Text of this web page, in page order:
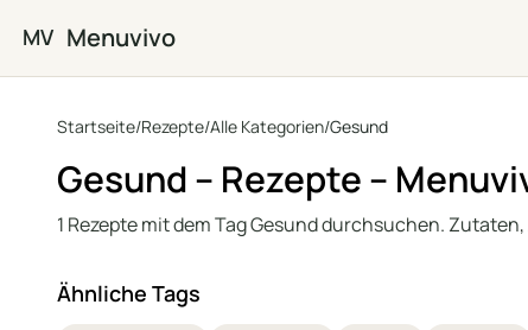
Zum Hauptinhalt springen
MV Menuvivo
Startseite/Rezepte/Alle Kategorien/Gesund
Gesund – Rezepte –
1 Rezepte mit dem Tag Gesund durchsuchen.
Ähnliche Tags